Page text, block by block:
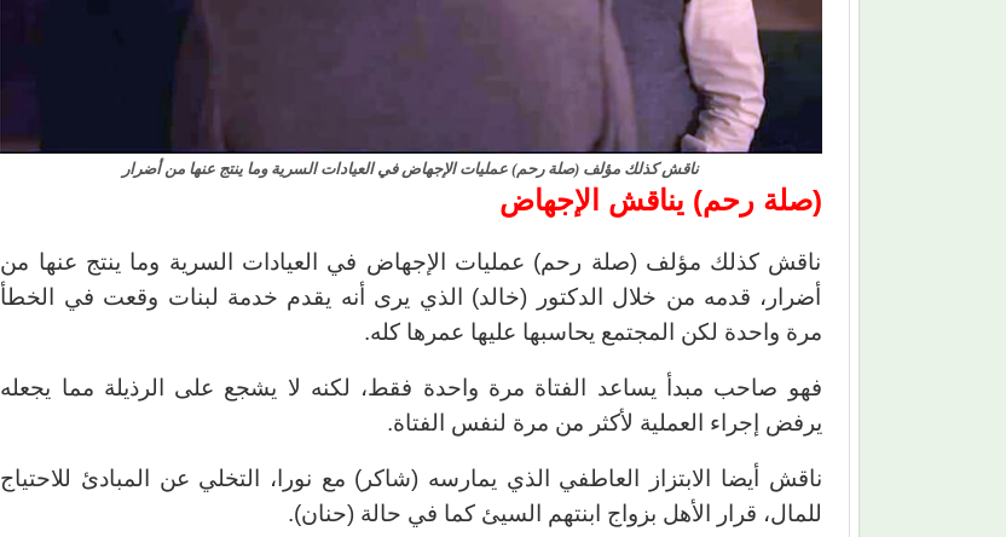
ناقش كذلك مؤلف (صلة رحم) عمليات الإجهاض في العيادات السرية وما ينتج عنها من أضرار
(صلة رحم) يناقش الإجهاض
ناقش كذلك مؤلف (صلة رحم) عمليات الإجهاض في العيادات السرية وما ينتج عنها من
أضرار، قدمه من خلال الدكتور (خالد) الذي يرى أنه يقدم خدمة لبنات وقعت في الخطأ
مرة واحدة لكن المجتمع يحاسبها عليها عمرها كله.
فهو صاحب مبدأ يساعد الفتاة مرة واحدة فقط، لكنه لا يشجع على الرذيلة مما يجعله
يرفض إجراء العملية لأكثر من مرة لنفس الفتاة.
ناقش أيضا الابتزاز العاطفي الذي يمارسه (شاكر) مع نورا، التخلي عن المبادئ للاحتياج
للمال، قرار الأهل بزواج ابنتهم السيئ كما في حالة (حنان).